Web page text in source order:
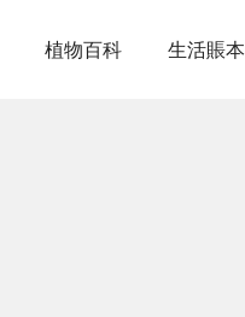
植物百科 生活賬本